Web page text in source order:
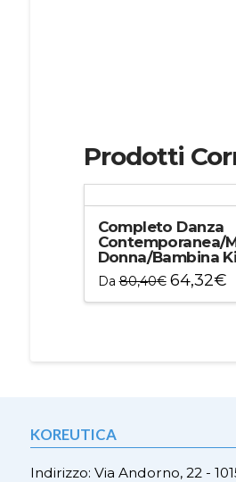
Prodotti
Completo Danza
Contemporanea/
Donna/Bambina
Da80,40€ 64,32€
più
possono
KOREUTICA
Indirizzo: Via Andorno, 22 -